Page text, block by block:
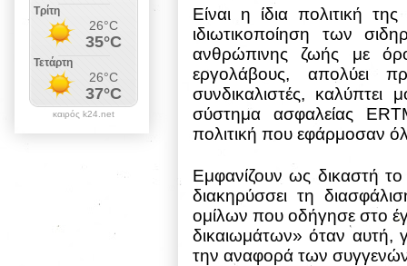
Είναι η ίδια πολιτική
ιδιωτικοποίηση των
ανθρώπινης ζωής με
εργολάβους, απολύει
συνδικαλιστές,
σύστημα ασφαλείας
πολιτική που εφάρμοσαν
Εμφανίζουν ως δικαστή
διακηρύσσει τη
ομίλων που οδήγησε στο
δικαιωμάτων» όταν
την αναφορά των
καιρός k24.net